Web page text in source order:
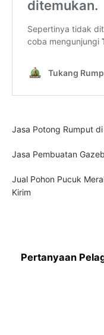
Jasa Potong Rumput
Jasa Pembuatan
Jual Pohon Pucuk
Kirim
Pertanyaan